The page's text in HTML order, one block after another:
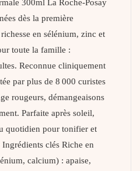
300ml La Roche-Posay
dès la première
en sélénium, zinc et
toute la famille :
Reconnue cliniquement
par plus de 8 000 curistes
rougeurs, démangeaisons
Parfaite après soleil,
quotidien pour tonifier et
clés Riche en
calcium) : apaise,